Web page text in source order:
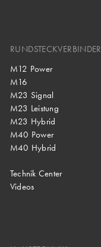
RUNDSTECKVERBINDER
M12 Power
M16
M23 Signal
M23 Leistung
M23 Hybrid
M40 Power
M40 Hybrid
Technik Center
Videos